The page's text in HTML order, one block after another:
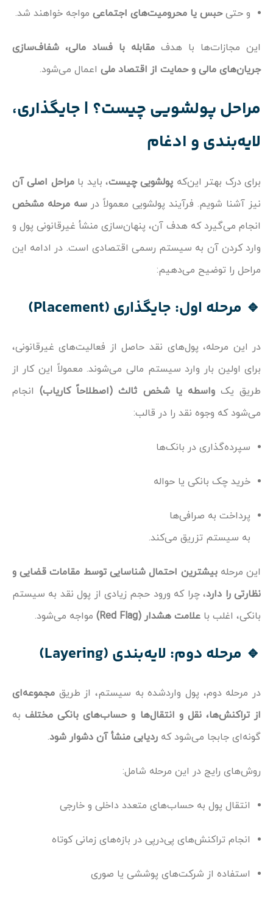
و حتیحبس یا محرومیت‌های اجتماعیمواجه خواهند شد.
این مجازات‌ها با هدف مقابله با فساد مالی، شفاف‌سازی
جریان‌های مالی و حمایت از اقتصاد ملیاعمال می‌شود.
مراحل پولشویی چیست؟ | جایگذاری،
لایه‌بندی و ادغام
برای درک بهتر این‌که پولشویی چیست، باید بامراحل اصلی آن
نیز آشنا شویم. فرآیند پولشویی معمولاً درسه مرحله مشخص
انجام می‌گیرد که هدف آن، پنهان‌سازی منشأ غیرقانونی پول و
وارد کردن آن به سیستم رسمی اقتصادی است. در ادامه این
مراحل را توضیح می‌دهیم:
🔹 مرحله اول: جایگذاری (Placement)
در این مرحله، پول‌های نقد حاصل از فعالیت‌های غیرقانونی،
برای اولین بار وارد سیستم مالی می‌شوند. معمولاً این کار از
طریق یکواسطه یا شخص ثالث (اصطلاحاً کاریاب) انجام
می‌شود که وجوه نقد را در قالب:
سپرده‌گذاری در بانک‌ها
خرید چک بانکی یا حواله
پرداخت به صرافی‌ها
به سیستم تزریق می‌کند.
این مرحلهبیشترین احتمال شناسایی توسط مقامات قضایی و
نظارتی را دارد، چرا که ورود حجم زیادی از پول نقد به سیستم
بانکی، اغلب با علامت هشدار (Red Flag) مواجه می‌شود.
🔹 مرحله دوم: لایه‌بندی (Layering)
در مرحله دوم، پول واردشده به سیستم، از طریقمجموعه‌ای
از تراکنش‌ها، نقل و انتقال‌ها و حساب‌های بانکی مختلف به
گونه‌ای جابجا می‌شود که ردیابی منشأ آن دشوار شود.
روش‌های رایج در این مرحله شامل:
انتقال پول به حساب‌های متعدد داخلی و خارجی
انجام تراکنش‌های پی‌درپی در بازه‌های زمانی کوتاه
استفاده از شرکت‌های پوششی یا صوری